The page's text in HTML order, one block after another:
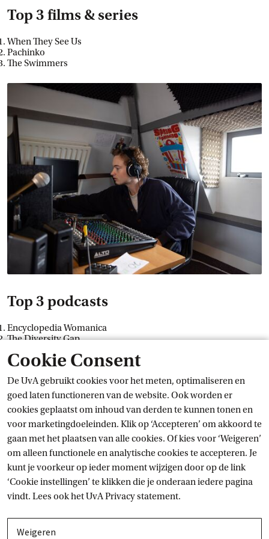
Cookie Consent
De UvA gebruikt cookies voor het meten, optimaliseren en
goed laten functioneren van de website. Ook worden er
cookies geplaatst om inhoud van derden te kunnen tonen en
voor marketingdoeleinden. Klik op ‘Accepteren’ om akkoord te
gaan met het plaatsen van alle cookies. Of kies voor ‘Weigeren’
om alleen functionele en analytische cookies te accepteren. Je
kunt je voorkeur op ieder moment wijzigen door op de link
‘Cookie instellingen’ te klikken die je onderaan iedere pagina
vindt. Lees ook hetUvA Privacy statement.
Weigeren
Top 3 films & series
When They See Us
Pachinko
The Swimmers
Top 3 podcasts
Encyclopedia Womanica
The Diversity Gap
Wil je nog meer tips? Download dan deaanbevelingslijst van
de diversiteitscommissie (pdf)
Nieuws
Kijk ook bij